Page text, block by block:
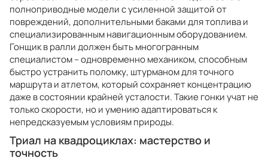
полноприводные модели с усиленной защитой от
повреждений, дополнительными баками для топлива и
специализированным навигационным оборудованием.
Гонщик в ралли должен быть многогранным
специалистом – одновременно механиком, способным
быстро устранить поломку, штурманом для точного
маршрута и атлетом, который сохраняет концентрацию
даже в состоянии крайней усталости. Такие гонки учат не
только скорости, но и умению адаптироваться к
непредсказуемым условиям природы.
Триал на квадроциклах: мастерство и
точность